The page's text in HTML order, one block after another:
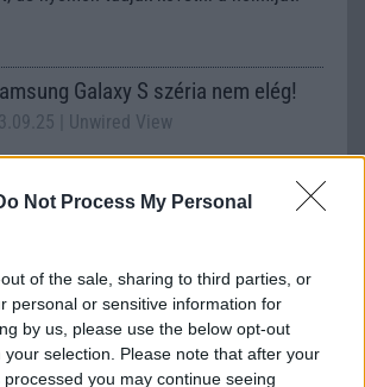
Not Process My Personal
of the sale, sharing to third parties, or
personal or sensitive information for
by us, please use the below opt-out
selection. Please note that after your
you may continue seeing
Galaxy S széria nem elég!
| Unwired View
koreai gyártó szerint a Samsung Galaxy S
elég a boldoguláshoz, így újabb
tervez Samsung Galaxy F néven.
mobil nagyágyú, melyik bírja
| The Tech Chap